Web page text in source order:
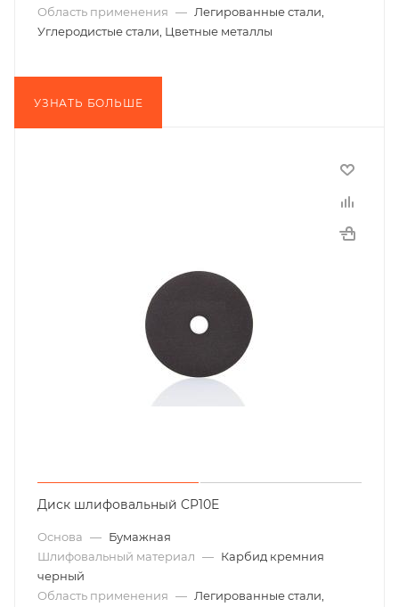
Область применения — Легированные стали,
Углеродистые стали, Цветные металлы
УЗНАТЬ БОЛЬШЕ
Диск шлифовальный CP10E
Основа — Бумажная
Шлифовальный материал — Карбид кремния
черный
Область применения — Легированные стали,